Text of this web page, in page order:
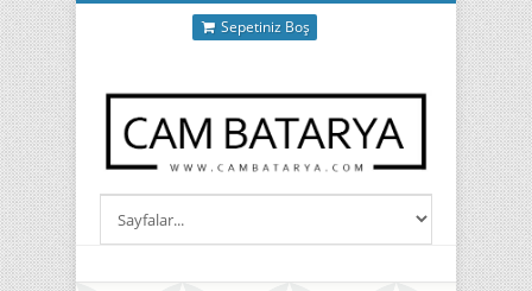
Sepetiniz Boş